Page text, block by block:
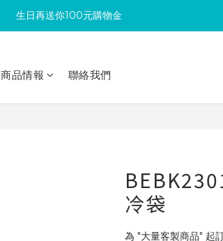
滿300回饋10%購物金
生日再送你100元購物金
滿300回饋10%購物金
商品情報 聯絡我們
冷袋
為 "大量客製商品" 起